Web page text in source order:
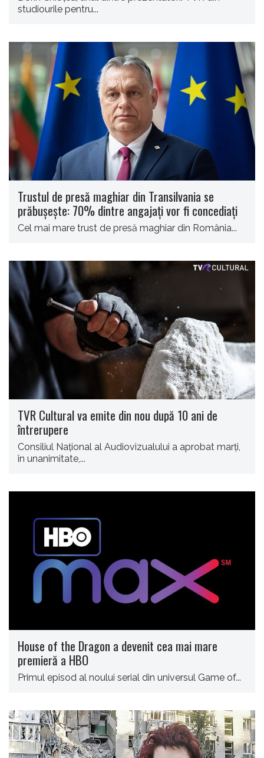
studiourile pentru...
Trustul de presă maghiar din Transilvania se
prăbușește: 70% dintre angajați vor fi concediați
​Cel mai mare trust de presă maghiar din România...
TVR Cultural va emite din nou după 10 ani de
întrerupere
Consiliul Naţional al Audiovizualului a aprobat marţi,
în unanimitate,...
House of the Dragon a devenit cea mai mare
premieră a HBO
Primul episod al noului serial din universul Game of...